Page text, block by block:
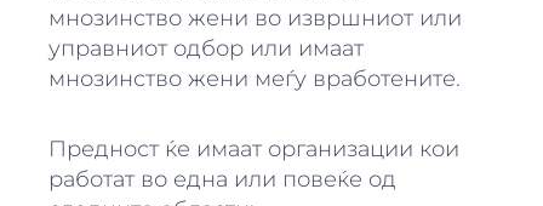
мнозинство жени во извршниот или
управниот одбор или имаат
мнозинство жени меѓу вработените.
Предност ќе имаат организации кои
работат во една или повеќе од